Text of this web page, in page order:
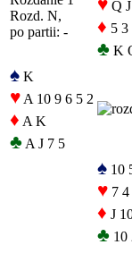
Rozd. N,
po partii: -
♥ Q J
♦ 5 3
♣ K
♠ K
♥ A 10 9 6 5 2
♦ A K
♣ A J 7 5
♠ 10
♥ 7
♦ J
♣ 10